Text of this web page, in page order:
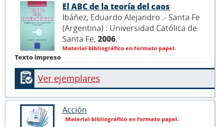
Texto impreso
El ABC de la teoría del caos
Ibáñez, Eduardo Alejandro .- Santa Fe
(Argentina) : Universidad Católica de
Santa Fe, 2006.
Material bibliográfico en formato papel.
Ver ejemplares
Acción
Material bibliográfico en formato papel.